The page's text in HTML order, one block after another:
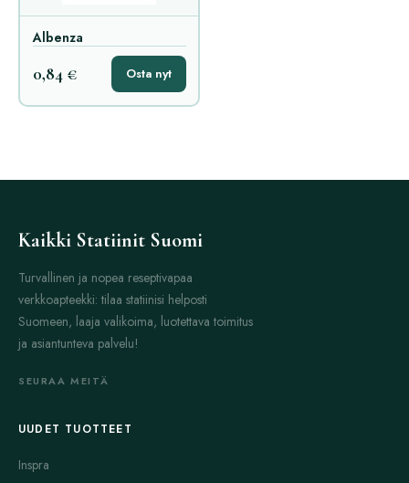
Albenza
0,84 € Osta nyt
Kaikki Statiinit Suomi
Turvallinen ja nopea reseptivapaa
verkkoapteekki: tilaa statiinisi helposti
Suomeen, laaja valikoima, luotettava toimitus
ja asiantunteva palvelu!
SEURAA MEITÄ
UUDET TUOTTEET
Inspra